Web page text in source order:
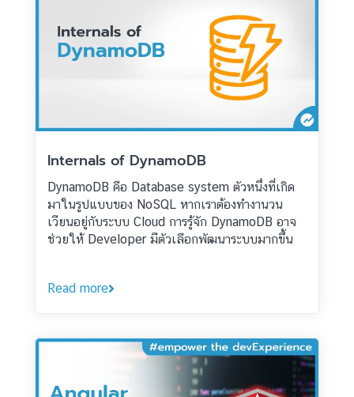
Internals of DynamoDB
DynamoDB คือ Database system ตัวหนึ่งที่เกิด
มาในรูปแบบของ NoSQL หากเราต้องทำงานวน
เวียนอยู่กับระบบ Cloud การรู้จัก DynamoDB อาจ
ช่วยให้ Developer มีตัวเลือกพัฒนาระบบมากขึ้น
Read more